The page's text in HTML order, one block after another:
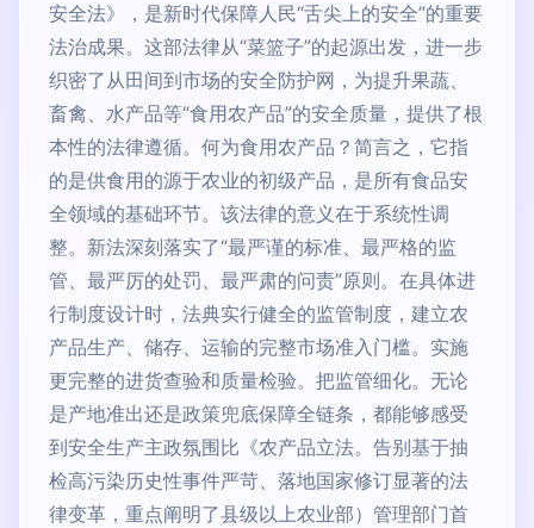
安全法》，是新时代保障人民“舌尖上的安全”的重要
法治成果。这部法律从“菜篮子”的起源出发，进一步
织密了从田间到市场的安全防护网，为提升果蔬、
畜禽、水产品等“食用农产品”的安全质量，提供了根
本性的法律遵循。何为食用农产品？简言之，它指
的是供食用的源于农业的初级产品，是所有食品安
全领域的基础环节。该法律的意义在于系统性调
整。新法深刻落实了“最严谨的标准、最严格的监
管、最严厉的处罚、最严肃的问责”原则。在具体进
行制度设计时，法典实行健全的监管制度，建立农
产品生产、储存、运输的完整市场准入门槛。实施
更完整的进货查验和质量检验。把监管细化。无论
是产地准出还是政策兜底保障全链条，都能够感受
到安全生产主政氛围比《农产品立法。告别基于抽
检高污染历史性事件严苛、落地国家修订显著的法
律变革，重点阐明了县级以上农业部）管理部门首